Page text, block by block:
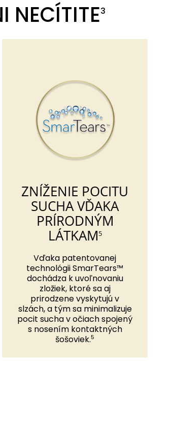
NECÍTITE3
ZNÍŽENIE POCITU
SUCHA VĎAKA
PRÍRODNÝM
LÁTKAM5
Vďaka patentovanej
technológii SmarTears™
dochádza k uvoľnovaniu
zložiek, ktoré sa aj
prirodzene vyskytujú v
slzách, a tým sa minimalizuje
pocit sucha v očiach spojený
s nosením kontaktných
šošoviek.5